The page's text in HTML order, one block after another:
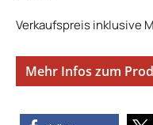
Verkaufspreis inklusive
Mehr Infos zum